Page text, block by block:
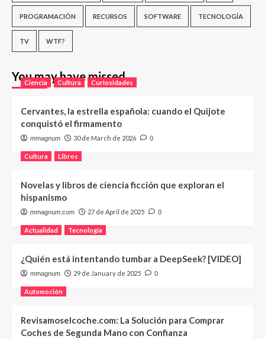
PROGRAMACIÓN RECURSOS SOFTWARE TECNOLOGÍA
TV WTF?
You may have missed
Ciencia Cultura Curiosidades
Cervantes, la estrella española: cuando el Quijote
conquistó el firmamento
mmagnum 30 de March de 2026 0
Cultura Libros
Novelas y libros de ciencia ficción que exploran el
hispanismo
mmagnum.com 27 de April de 2025 0
Actualidad Tecnología
¿Quién está intentando tumbar a DeepSeek? [VIDEO]
mmagnum 29 de January de 2025 0
Automoción
Revisamoselcoche.com: La Solución para Comprar
Coches de Segunda Mano con Confianza